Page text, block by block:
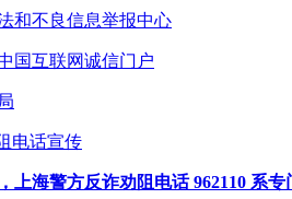
和不良信息举报中心
国互联网诚信门户
电话宣传
上海警方反诈劝阻电话 962110 系